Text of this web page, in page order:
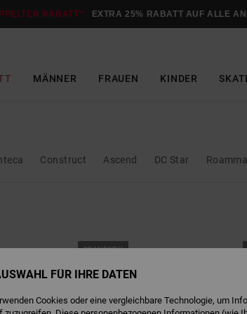
RABATT*: EXTRA 25% RABATT AUF ALLE
MÄNNER FRAUEN KINDER
Construct Ascend DC Star
BRANDNEU
FÜR IHRE DATEN
Cookies oder eine vergleichbare Technologie, um